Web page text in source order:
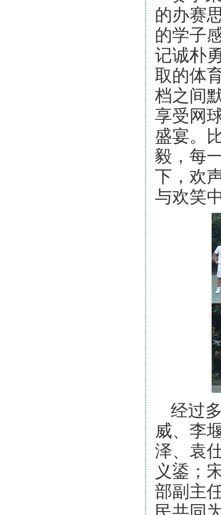
的办赛
的学子
记诚朴
取的体
档之间
享受网
盛宴。
毅，每
下，欢
与欢笑
经过
威、李
泽、袁
义鋈；
部副主